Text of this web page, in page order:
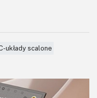
układy scalone